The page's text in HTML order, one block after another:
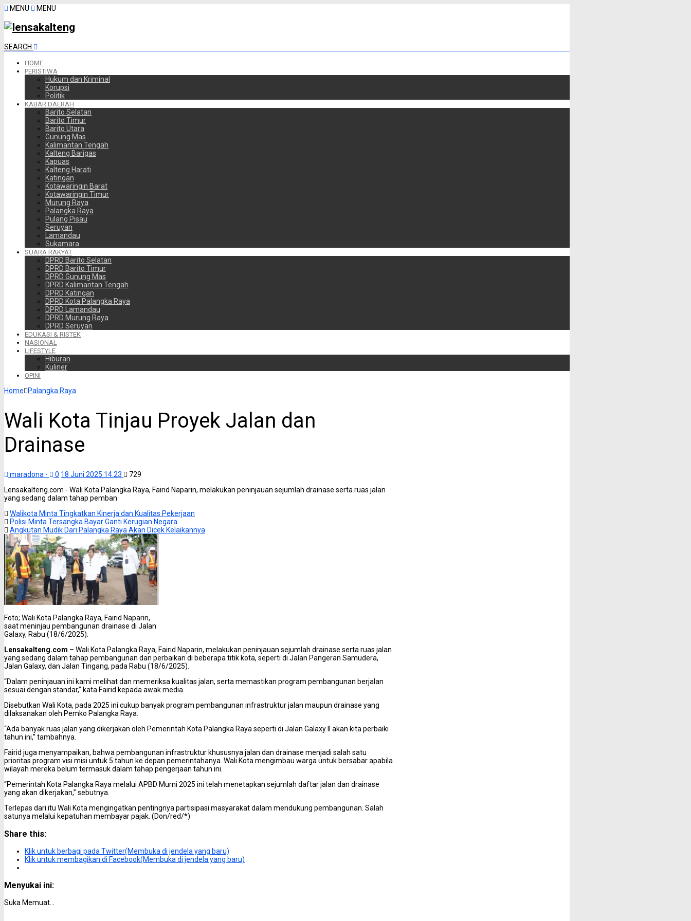
MENU MENU
SEARCH
HOME
PERISTIWA
Hukum dan Kriminal
Korupsi
Politik
KABAR DAERAH
Barito Selatan
Barito Timur
Barito Utara
Gunung Mas
Kalimantan Tengah
Kalteng Barigas
Kapuas
Kalteng Harati
Katingan
Kotawaringin Barat
Kotawaringin Timur
Murung Raya
Palangka Raya
Pulang Pisau
Seruyan
Lamandau
Sukamara
SUARA RAKYAT
DPRD Barito Selatan
DPRD Barito Timur
DPRD Gunung Mas
DPRD Kalimantan Tengah
DPRD Katingan
DPRD Kota Palangka Raya
DPRD Lamandau
DPRD Murung Raya
DPRD Seruyan
EDUKASI & RISTEK
NASIONAL
LIFESTYLE
Hiburan
Kuliner
OPINI
Home Palangka Raya
Wali Kota Tinjau Proyek Jalan dan
Drainase
maradona - 0 18 Juni 2025 14:23
729
Lensakalteng.com - Wali Kota Palangka Raya, Fairid Naparin, melakukan peninjauan sejumlah drainase serta ruas jalan
yang sedang dalam tahap pemban
Walikota Minta Tingkatkan Kinerja dan Kualitas Pekerjaan
Polisi Minta Tersangka Bayar Ganti Kerugian Negara
Angkutan Mudik Dari Palangka Raya Akan Dicek Kelaikannya
Foto; Wali Kota Palangka Raya, Fairid Naparin,
saat meninjau pembangunan drainase di Jalan
Galaxy, Rabu (18/6/2025).
Lensakalteng.com – Wali Kota Palangka Raya, Fairid Naparin, melakukan peninjauan sejumlah drainase serta ruas jalan
yang sedang dalam tahap pembangunan dan perbaikan di beberapa titik kota, seperti di Jalan Pangeran Samudera,
Jalan Galaxy, dan Jalan Tingang, pada Rabu (18/6/2025).
“Dalam peninjauan ini kami melihat dan memeriksa kualitas jalan, serta memastikan program pembangunan berjalan
sesuai dengan standar,” kata Fairid kepada awak media.
Disebutkan Wali Kota, pada 2025 ini cukup banyak program pembangunan infrastruktur jalan maupun drainase yang
dilaksanakan oleh Pemko Palangka Raya.
“Ada banyak ruas jalan yang dikerjakan oleh Pemerintah Kota Palangka Raya seperti di Jalan Galaxy II akan kita perbaiki
tahun ini,” tambahnya.
Fairid juga menyampaikan, bahwa pembangunan infrastruktur khususnya jalan dan drainase menjadi salah satu
prioritas program visi misi untuk 5 tahun ke depan pemerintahanya. Wali Kota mengimbau warga untuk bersabar apabila
wilayah mereka belum termasuk dalam tahap pengerjaan tahun ini.
“Pemerintah Kota Palangka Raya melalui APBD Murni 2025 ini telah menetapkan sejumlah daftar jalan dan drainase
yang akan dikerjakan,” sebutnya.
Terlepas dari itu Wali Kota mengingatkan pentingnya partisipasi masyarakat dalam mendukung pembangunan. Salah
satunya melalui kepatuhan membayar pajak. (Don/red/*)
Share this:
Klik untuk berbagi pada Twitter(Membuka di jendela yang baru)
Klik untuk membagikan di Facebook(Membuka di jendela yang baru)
Menyukai ini:
Suka Memuat...